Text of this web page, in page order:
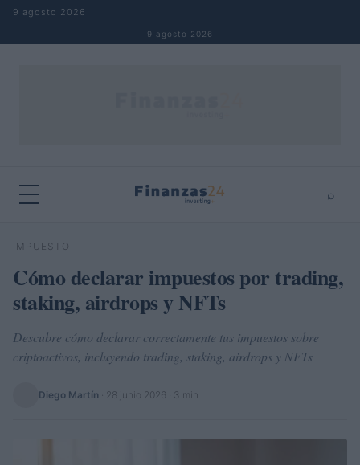
Saltar al contenido
9 agosto 2026
9 agosto 2026
⌕
Buscar
IMPUESTO
Cómo declarar impuestos por trading,
staking, airdrops y NFTs
Descubre cómo declarar correctamente tus impuestos sobre
criptoactivos, incluyendo trading, staking, airdrops y NFTs
Diego Martín 28 junio 2026 · 3 min